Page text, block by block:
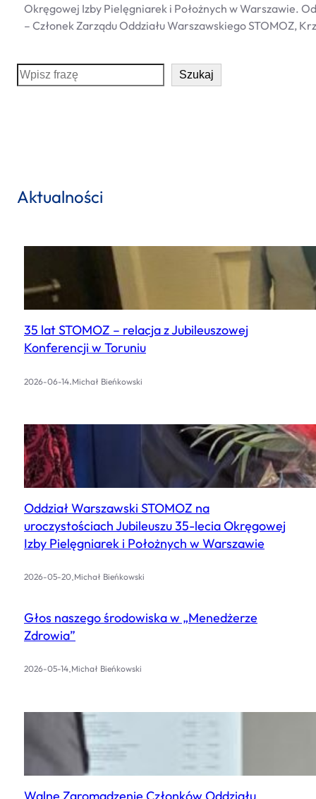
Okręgowej Izby Pielęgniarek i Położnych w Warszawie.
– Członek Zarządu Oddziału Warszawskiego STOMOZ,
S
e
Szukaj
Aktualności
35 lat STOMOZ – relacja z Jubileuszowej
Konferencji w Toruniu
2026-06-14.Michał Bieńkowski
Oddział Warszawski STOMOZ na
uroczystościach Jubileuszu 35-lecia Okręgowej
Izby Pielęgniarek i Położnych w Warszawie
2026-05-20.Michał Bieńkowski
Głos naszego środowiska w „Menedżerze
Zdrowia”
2026-05-14.Michał Bieńkowski
Walne Zgromadzenie Członków Oddziału